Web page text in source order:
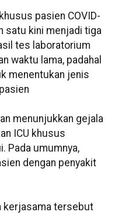
pasien COVID-
satu kini menjadi tiga
tes laboratorium
waktu lama, padahal
menentukan jenis
menunjukkan gejala
ICU khusus
Pada umumnya,
dengan penyakit
kerjasama tersebut